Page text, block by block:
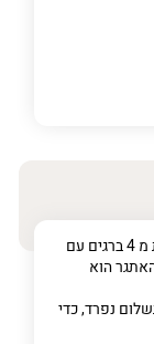
התקנת לוחות תפילה / הנצחה פשוטה, המורכבת מ 4 ברגים עם
הוא
נפרד, כדי